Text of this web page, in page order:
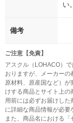
い。
備考
ご注意【免責】
アスクル（LOHACO）
おりますが、メーカーの
原材料、原産国など）
けする商品とサイト上
用前には必ずお届けし
に詳細な商品情報が必要
また、商品名における